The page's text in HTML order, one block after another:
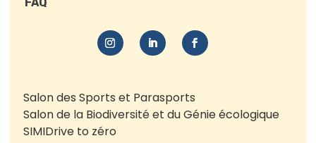
Salon des Sports et Parasports
Salon de la Biodiversité et du Génie écologique
SIMIDrive to zéro